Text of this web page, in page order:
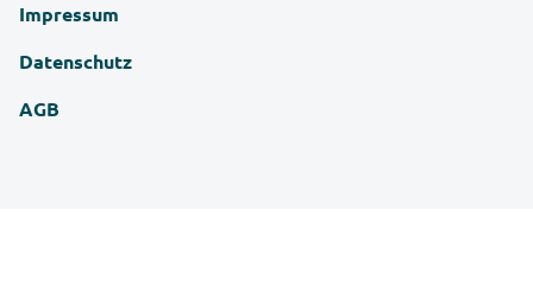
Impressum
Datenschutz
AGB